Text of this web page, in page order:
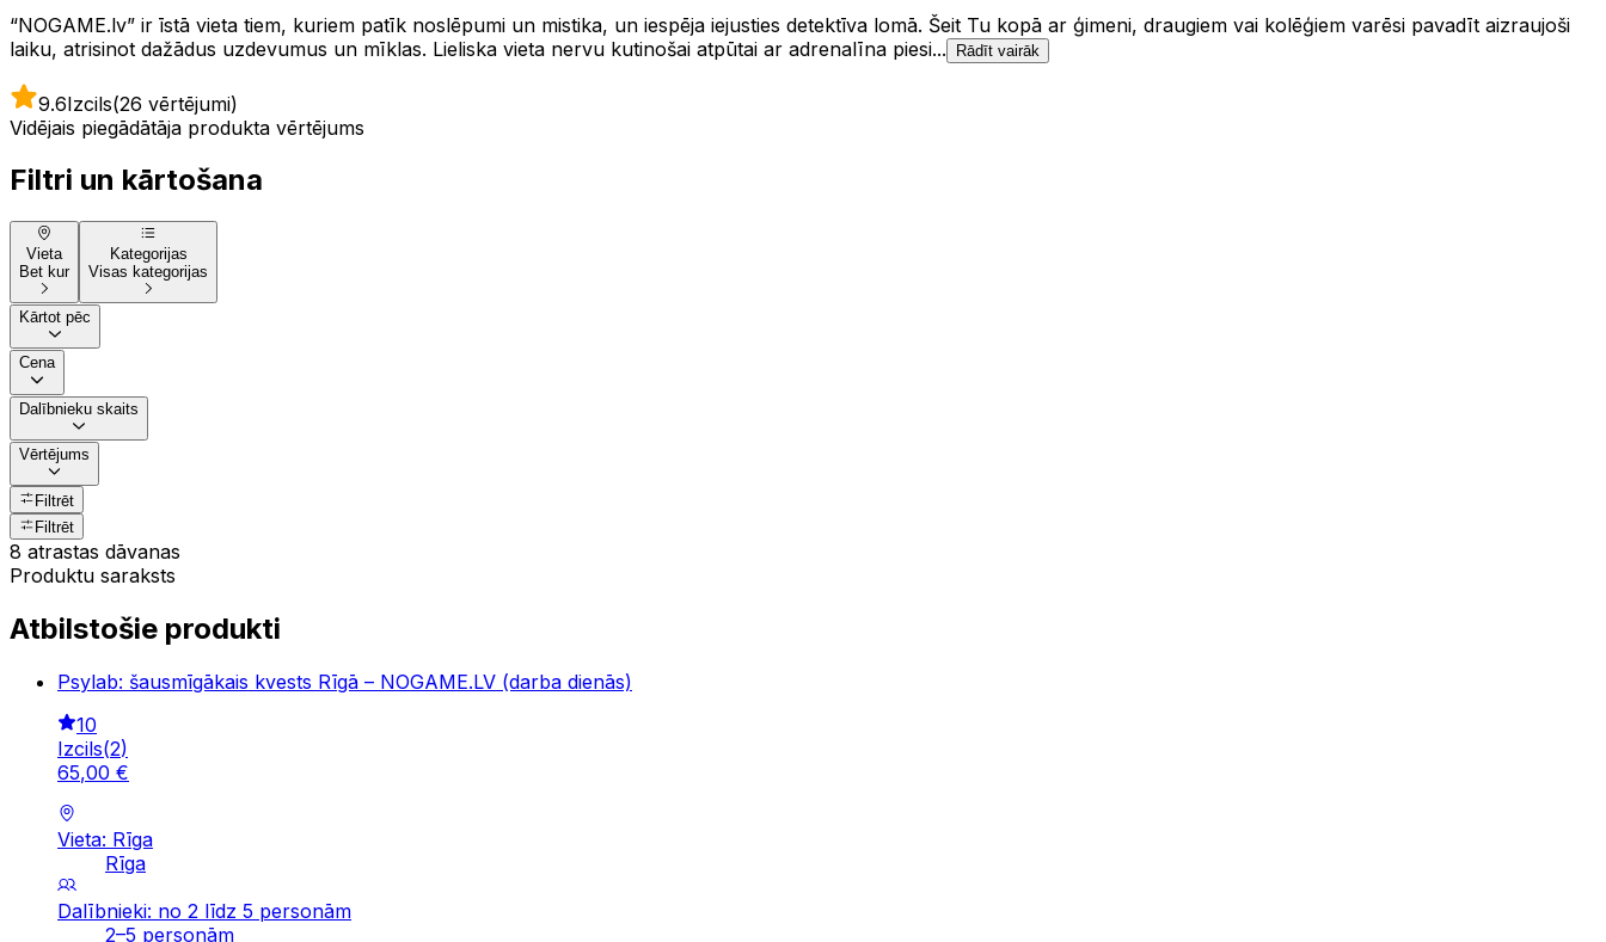
“NOGAME.lv” ir īstā vieta tiem, kuriem patīk noslēpumi un mistika, un iespēja iejusties detektīva lomā. Šeit Tu kopā ar ģimeni, draugiem vai kolēģiem varēsi pavadīt aizraujoši
laiku, atrisinot dažādus uzdevumus un mīklas. Lieliska vieta nervu kutinošai atpūtai ar adrenalīna piesi...
Rādīt vairāk
9.6Izcils(26 vērtējumi)
Vidējais piegādātāja produkta vērtējums
Filtri un kārtošana
Vieta
Bet kur
Kategorijas
Visas kategorijas
Kārtot pēc
Cena
Dalībnieku skaits
Vērtējums
Filtrēt
Filtrēt
8 atrastas dāvanas
Produktu saraksts
Atbilstošie produkti
Psylab: šausmīgākais kvests Rīgā – NOGAME.LV (darba dienās)
10
Izcils(2)
65,00 €
Vieta: Rīga
Rīga
Dalībnieki: no 2 līdz 5 personām
2–5 personām